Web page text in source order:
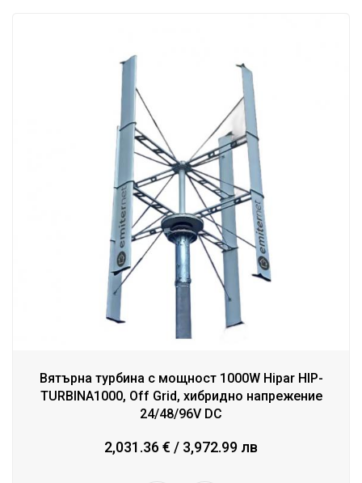
Вятърна турбина с мощност 1000W Hipar HIP-
TURBINA1000, Off Grid, хибридно напрежение
24/48/96V DC
2,031.36 € / 3,972.99 лв